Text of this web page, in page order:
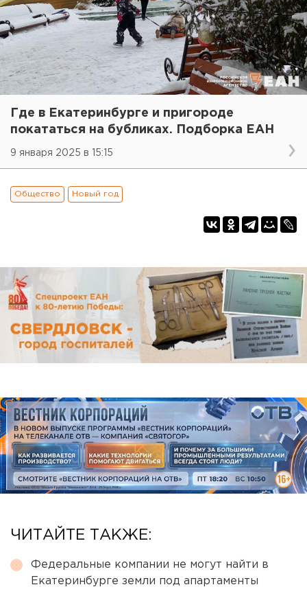
Где в Екатеринбурге и пригороде
покататься на бубликах. Подборка ЕАН
9 января 2025 в 15:15
Общество Новый год
ЧИТАЙТЕ ТАКЖЕ:
Федеральные компании не могут найти в
Екатеринбурге земли под апартаменты